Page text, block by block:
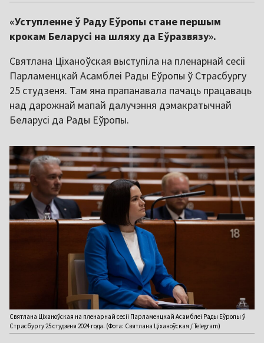
«Уступленне ў Раду Еўропы стане першым
крокам Беларусі на шляху да Еўразвязу».
Святлана Ціханоўская выступіла на пленарнай сесіі
Парламенцкай Асамблеі Рады Еўропы ў Страсбургу
25 студзеня. Там яна прапанавала пачаць працаваць
над дарожнай мапай далучэння дэмакратычнай
Беларусі да Рады Еўропы.
Святлана Ціханоўская на пленарнай сесіі Парламенцкай Асамблеі Рады Еўропы ў
Страсбургу 25 студзеня 2024 года. (Фота: Святлана Ціханоўская / Telegram)